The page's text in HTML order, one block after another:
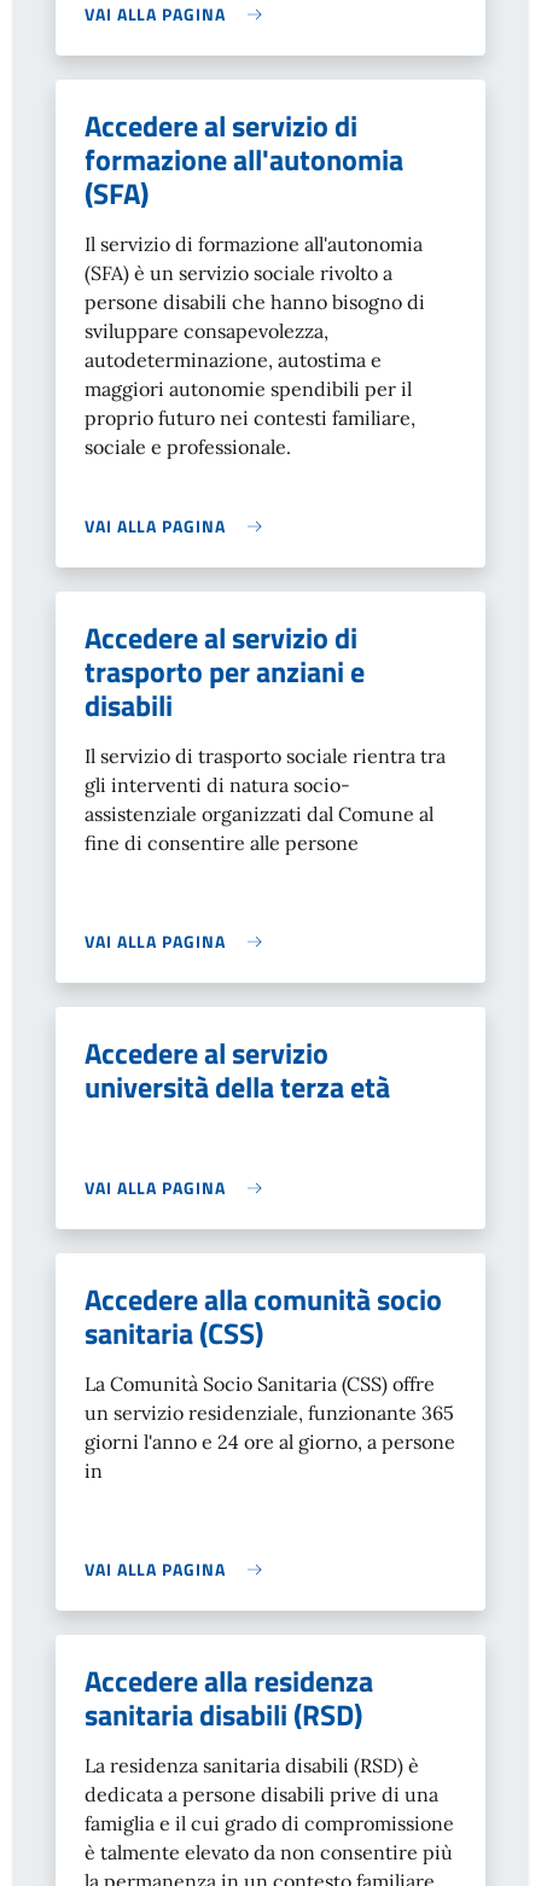
VAI ALLA PAGINA
Accedere al servizio di
formazione all'autonomia
(SFA)
Il servizio di formazione all'autonomia
(SFA) è un servizio sociale rivolto a
persone disabili che hanno bisogno di
sviluppare consapevolezza,
autodeterminazione, autostima e
maggiori autonomie spendibili per il
proprio futuro nei contesti familiare,
sociale e professionale.
VAI ALLA PAGINA
Accedere al servizio di
trasporto per anziani e
disabili
Il servizio di trasporto sociale rientra tra
gli interventi di natura socio-
assistenziale organizzati dal Comune al
fine di consentire alle persone
VAI ALLA PAGINA
Accedere al servizio
università della terza età
VAI ALLA PAGINA
Accedere alla comunità socio
sanitaria (CSS)
La Comunità Socio Sanitaria (CSS) offre
un servizio residenziale, funzionante 365
giorni l'anno e 24 ore al giorno, a persone
in
VAI ALLA PAGINA
Accedere alla residenza
sanitaria disabili (RSD)
La residenza sanitaria disabili (RSD) è
dedicata a persone disabili prive di una
famiglia e il cui grado di compromissione
è talmente elevato da non consentire più
la permanenza in un contesto familiare.